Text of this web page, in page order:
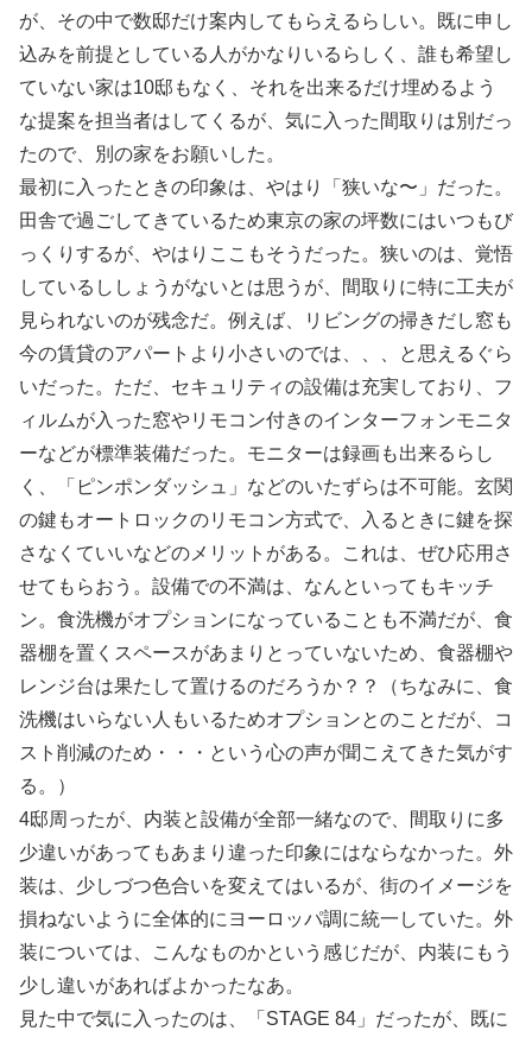
が、その中で数邸だけ案内してもらえるらしい。既に申し
込みを前提としている人がかなりいるらしく、誰も希望し
ていない家は10邸もなく、それを出来るだけ埋めるよう
な提案を担当者はしてくるが、気に入った間取りは別だっ
たので、別の家をお願いした。
最初に入ったときの印象は、やはり「狭いな〜」だった。
田舎で過ごしてきているため東京の家の坪数にはいつもび
っくりするが、やはりここもそうだった。狭いのは、覚悟
しているししょうがないとは思うが、間取りに特に工夫が
見られないのが残念だ。例えば、リビングの掃きだし窓も
今の賃貸のアパートより小さいのでは、、、と思えるぐら
いだった。ただ、セキュリティの設備は充実しており、フ
ィルムが入った窓やリモコン付きのインターフォンモニタ
ーなどが標準装備だった。モニターは録画も出来るらし
く、「ピンポンダッシュ」などのいたずらは不可能。玄関
の鍵もオートロックのリモコン方式で、入るときに鍵を探
さなくていいなどのメリットがある。これは、ぜひ応用さ
せてもらおう。設備での不満は、なんといってもキッチ
ン。食洗機がオプションになっていることも不満だが、食
器棚を置くスペースがあまりとっていないため、食器棚や
レンジ台は果たして置けるのだろうか？？（ちなみに、食
洗機はいらない人もいるためオプションとのことだが、コ
スト削減のため・・・という心の声が聞こえてきた気がす
る。）
4邸周ったが、内装と設備が全部一緒なので、間取りに多
少違いがあってもあまり違った印象にはならなかった。外
装は、少しづつ色合いを変えてはいるが、街のイメージを
損ねないように全体的にヨーロッパ調に統一していた。外
装については、こんなものかという感じだが、内装にもう
少し違いがあればよかったなあ。
見た中で気に入ったのは、「STAGE 84」だったが、既に